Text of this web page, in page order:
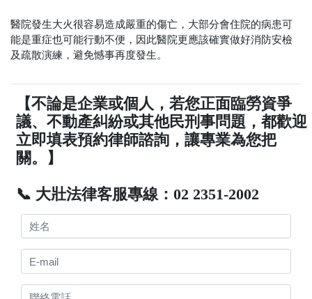
醫院發生大火很容易造成嚴重的傷亡，大部分會住院的病患可
能是重症也可能行動不便，因此醫院更應該確實做好消防安檢
及疏散演練，避免憾事再度發生。
【不論是企業或個人，若您正面臨勞資爭
議、不動產糾紛或其他民刑事問題，都歡迎
立即填表預約律師諮詢，讓專業為您把
關。】
📞 大壯法律客服專線：02 2351-2002